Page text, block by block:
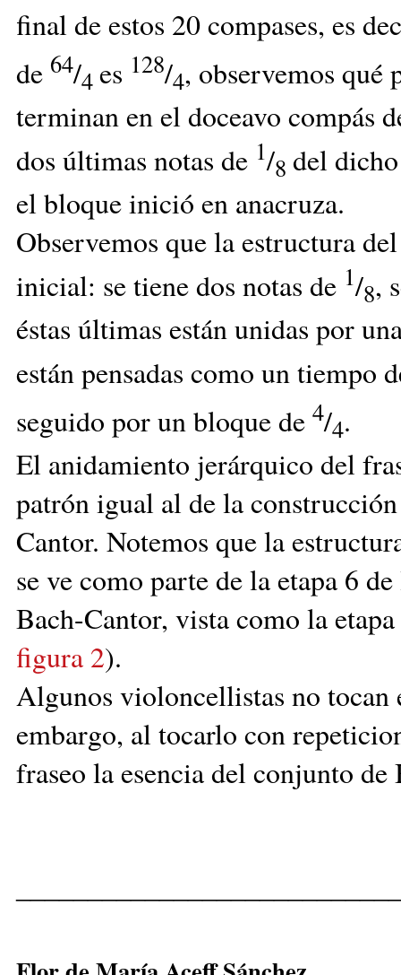
final de estos 20 compases, es
de 64/4 es 128/4, observemos qué
terminan en el doceavo compás
dos últimas notas de 1/8 del
el bloque inició en anacruza.
Observemos que la estructura
inicial: se tiene dos notas de 1/8,
éstas últimas están unidas por
están pensadas como un tiempo
seguido por un bloque de 4/4.
El anidamiento jerárquico del
patrón igual al de la
Cantor. Notemos que la
se ve como parte de la etapa 6
Bach-Cantor, vista como la
figura 2).
Algunos violoncellistas no tocan
embargo, al tocarlo con
fraseo la esencia del conjunto de